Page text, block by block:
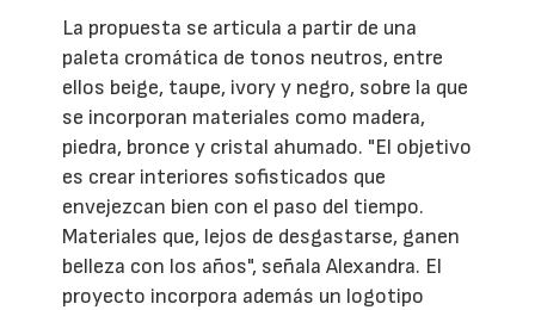
La propuesta se articula a partir de una
paleta cromática de tonos neutros, entre
ellos beige, taupe, ivory y negro, sobre la que
se incorporan materiales como madera,
piedra, bronce y cristal ahumado. "El objetivo
es crear interiores sofisticados que
envejezcan bien con el paso del tiempo.
Materiales que, lejos de desgastarse, ganen
belleza con los años", señala Alexandra. El
proyecto incorpora además un logotipo